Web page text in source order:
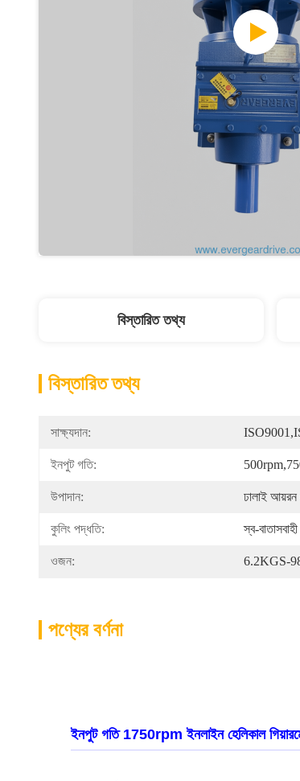
বিস্তারিত তথ্য
বিস্তারিত তথ্য
সাক্ষ্যদান:
ইনপুট গতি:
উপাদান: ঢালাই আয়রন
কুলিং পদ্ধতি: স্ব-
ওজন: 6.2KGS-
পণ্যের বর্ণনা
ইনপুট গতি 1750rpm ইনলাইন হেলিকাল